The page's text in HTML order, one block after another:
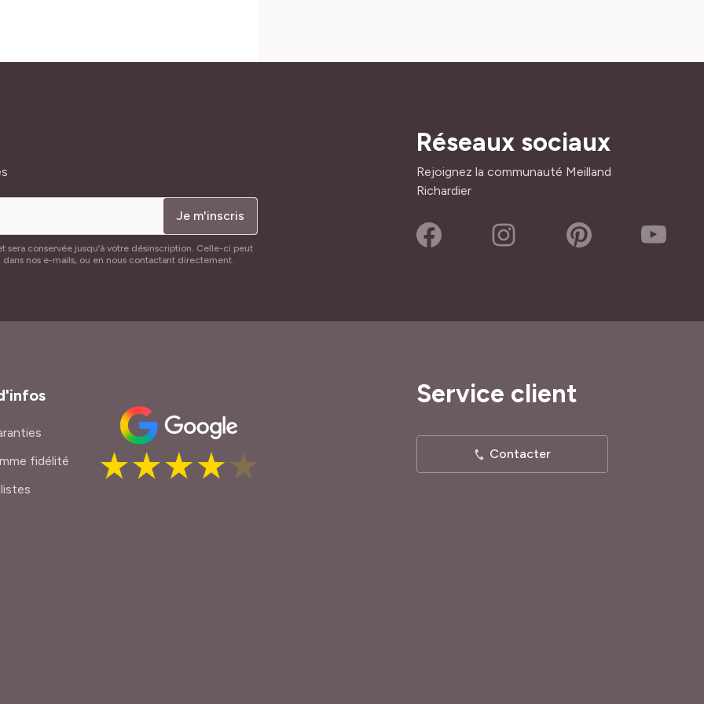
Je m'inscris
conservée jusqu’à votre désinscription. Celle-ci peut
nos e-mails, ou en nous contactant directement.
Réseaux sociaux
Rejoignez la communauté Meilland
Richardier
fidélité
Service client
Contacter